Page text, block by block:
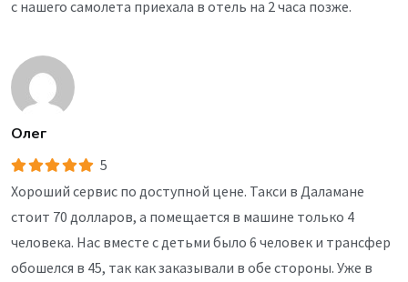
с нашего самолета приехала в отель на 2 часа позже.
Олег
5
Хороший сервис по доступной цене. Такси в Даламане
стоит 70 долларов, а помещается в машине только 4
человека. Нас вместе с детьми было 6 человек и трансфер
обошелся в 45, так как заказывали в обе стороны. Уже в